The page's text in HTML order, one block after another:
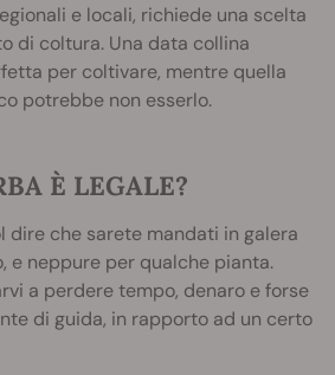
e locali, richiede una scelta
di coltura. Una data collina
per coltivare, mentre quella
potrebbe non esserlo.
È LEGALE?
dire che sarete mandati in galera
e neppure per qualche pianta.
a perdere tempo, denaro e forse
di guida, in rapporto ad un certo